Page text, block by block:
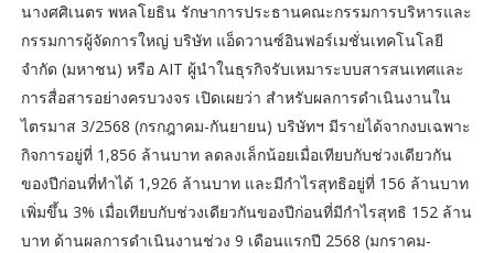
นางศศิเนตร พหลโยธิน รักษาการประธานคณะกรรมการบริหารและ
กรรมการผู้จัดการใหญ่ บริษัท แอ็ดวานซ์อินฟอร์เมชั่นเทคโนโลยี
จำกัด (มหาชน) หรือ AIT ผู้นำในธุรกิจรับเหมาระบบสารสนเทศและ
การสื่อสารอย่างครบวงจร เปิดเผยว่า สำหรับผลการดำเนินงานใน
ไตรมาส 3/2568 (กรกฎาคม-กันยายน) บริษัทฯ มีรายได้จากงบเฉพาะ
กิจการอยู่ที่ 1,856 ล้านบาท ลดลงเล็กน้อยเมื่อเทียบกับช่วงเดียวกัน
ของปีก่อนที่ทำได้ 1,926 ล้านบาท และมีกำไรสุทธิอยู่ที่ 156 ล้านบาท
เพิ่มขึ้น 3% เมื่อเทียบกับช่วงเดียวกันของปีก่อนที่มีกำไรสุทธิ 152 ล้าน
บาท ด้านผลการดำเนินงานช่วง 9 เดือนแรกปี 2568 (มกราคม-